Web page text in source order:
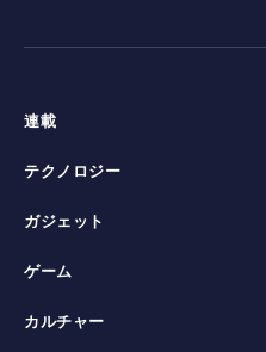
連載
テクノロジー
ガジェット
ゲーム
カルチャー